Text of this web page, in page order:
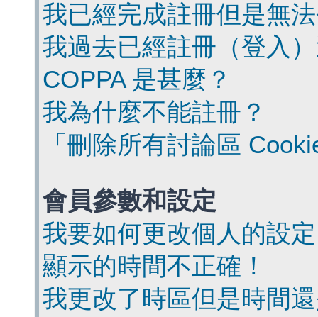
我已經完成註冊但是無
我過去已經註冊（登入
COPPA 是甚麼？
我為什麼不能註冊？
「刪除所有討論區
會員參數和設定
我要如何更改個人的設
顯示的時間不正確！
我更改了時區但是時間